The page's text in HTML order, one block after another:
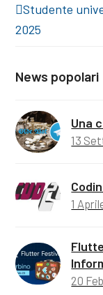
Studente
2025
News popolari
Una
13
1
20